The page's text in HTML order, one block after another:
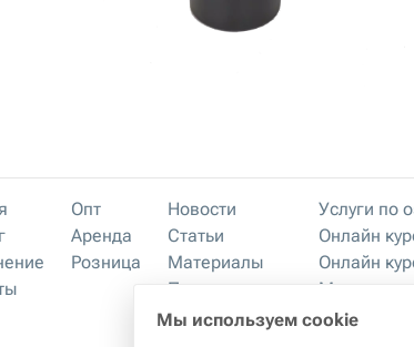
Опт
Аренда
Розница
Новости
Статьи
Материалы
Преимущества
Услуги по
Онлайн
Онлайн
Мастер-
Правила
Мы используем cookie